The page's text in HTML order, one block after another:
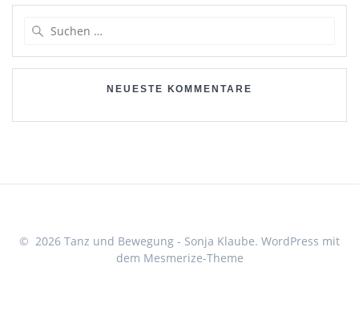
NEUESTE KOMMENTARE
© 2026 Tanz und Bewegung - Sonja Klaube. WordPress mit
dem Mesmerize-Theme